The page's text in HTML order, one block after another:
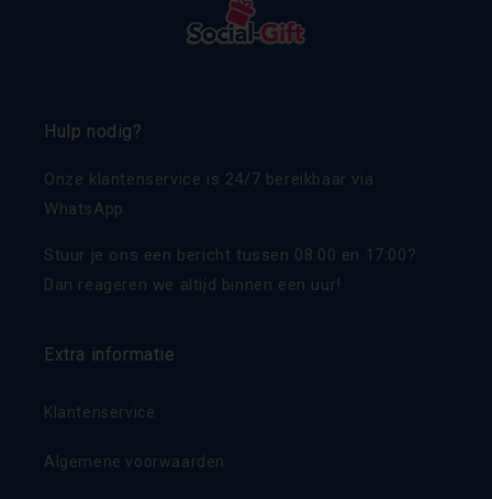
Hulp nodig?
Onze klantenservice is 24/7 bereikbaar via
WhatsApp.
Stuur je ons een bericht tussen 08:00 en 17:00?
Dan reageren we altijd binnen een uur!
Extra informatie
Klantenservice
Algemene voorwaarden